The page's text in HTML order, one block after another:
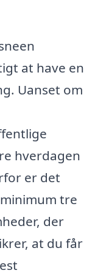
at have en
Uanset om
hverdagen
er det
tre
der
at du får